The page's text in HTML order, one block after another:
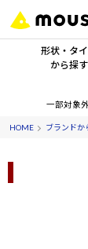
形状・タ
から探す
形状・
デスク
一部対象
HOME ブランドか